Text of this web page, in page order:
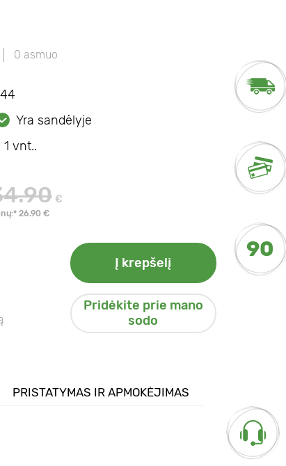
0 asmuo
Yra sandėlyje
1 vnt..
€
26.90 €
Į krepšelį
Pridėkite prie mano
sodo
90
PRISTATYMAS IR APMOKĖJIMAS